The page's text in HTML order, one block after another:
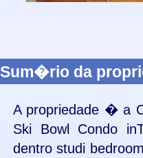
Sum�rio da
A propriedade � a
Ski Bowl Condo
dentro studi